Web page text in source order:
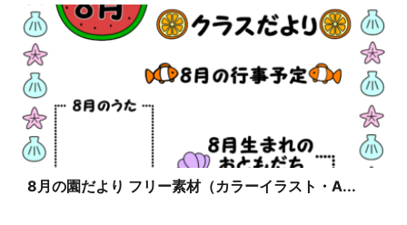
8月の園だより フリー素材（カラーイラスト・A...